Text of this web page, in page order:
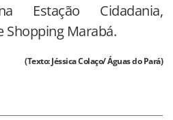
Estação Cidadania,
Shopping Marabá.
(Texto: Jéssica Colaço/ Águas do Pará)